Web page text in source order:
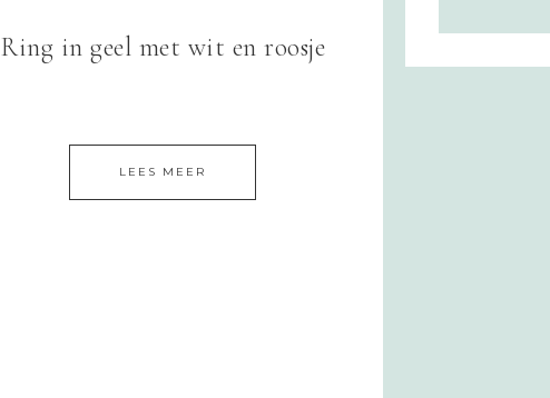
Ring in geel met wit en roosje
LEES MEER